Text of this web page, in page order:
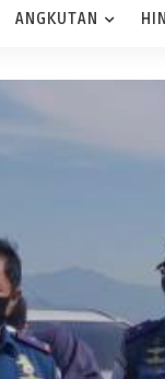
ANGKUTAN